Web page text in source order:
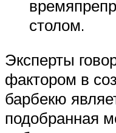
столом.
Эксперты
фактором в
барбекю
подобранная